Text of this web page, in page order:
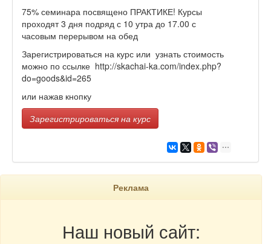
75% семинара посвящено ПРАКТИКЕ! Курсы
проходят 3 дня подряд с 10 утра до 17.00 с
часовым перерывом на обед
Зарегистрироваться на курс или узнать стоимость
можно по ссылке http://skachai-ka.com/index.php?
do=goods&id=265
или нажав кнопку
Зарегистрироваться на курс
Реклама
Наш новый сайт: